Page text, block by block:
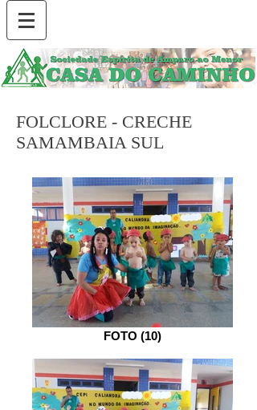
FOLCLORE - CRECHE
SAMAMBAIA SUL
FOTO (10)